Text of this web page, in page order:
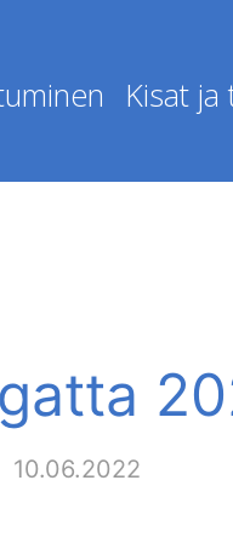
Kisat
10.06.2022